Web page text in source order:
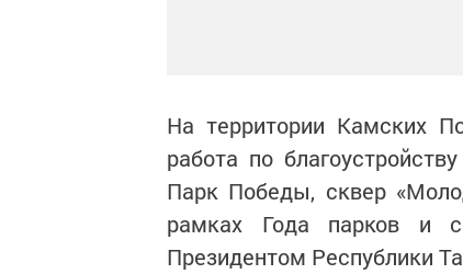
На территории Камских
работа по
Парк Победы, сквер
рамках Года парков и
Президентом Республики